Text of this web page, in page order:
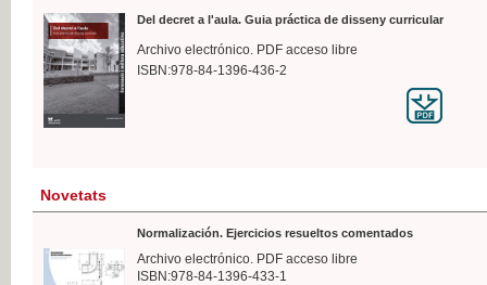
Del decret a l'aula. Guia práctica de disseny curricular
Archivo electrónico. PDF acceso libre
ISBN:978-84-1396-436-2
Novetats
Normalización. Ejercicios resueltos comentados
Archivo electrónico. PDF acceso libre
ISBN:978-84-1396-433-1